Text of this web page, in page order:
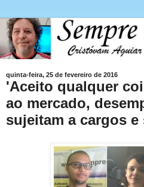
quinta-feira, 25 de fevereiro de 2016
'Aceito qualquer
ao mercado,
sujeitam a cargos